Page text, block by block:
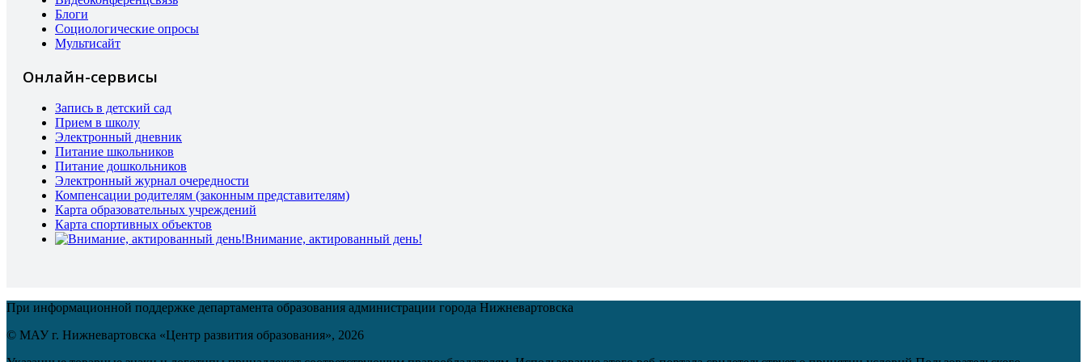
Блоги
Социологические опросы
Мультисайт
Онлайн-сервисы
Запись в детский сад
Прием в школу
Электронный дневник
Питание школьников
Питание дошкольников
Электронный журнал очередности
Компенсации родителям (законным представителям)
Карта образовательных учреждений
Карта спортивных объектов
Внимание, актированный день!
При информационной поддержке департамента образования администрации города Нижневартовска
© МАУ г. Нижневартовска «Центр развития образования», 2026